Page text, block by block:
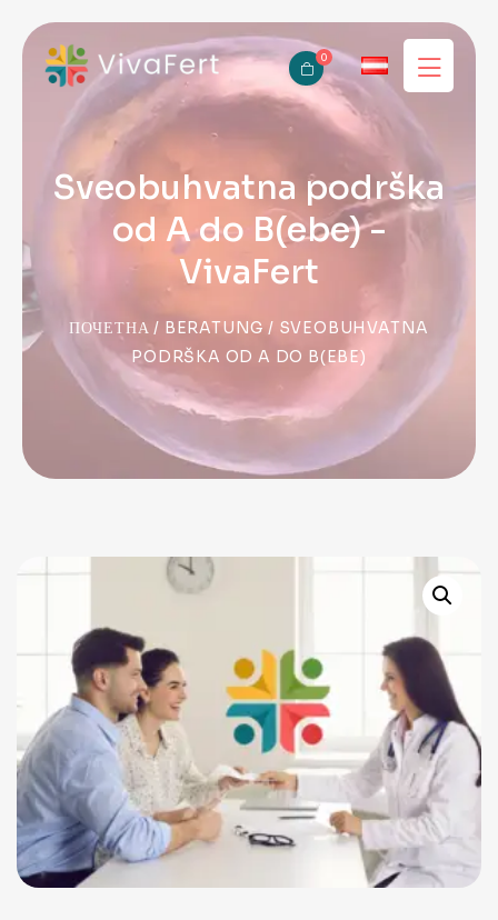
0
Sveobuhvatna podrška
od A do B(ebe) -
VivaFert
ПОЧЕТНА / BERATUNG / SVEOBUHVATNA
PODRŠKA OD A DO B(EBE)